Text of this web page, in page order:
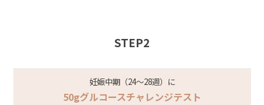
STEP2
妊娠中期（24～28週）に
50gグルコースチャレンジテスト